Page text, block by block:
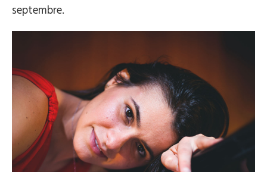
septembre.